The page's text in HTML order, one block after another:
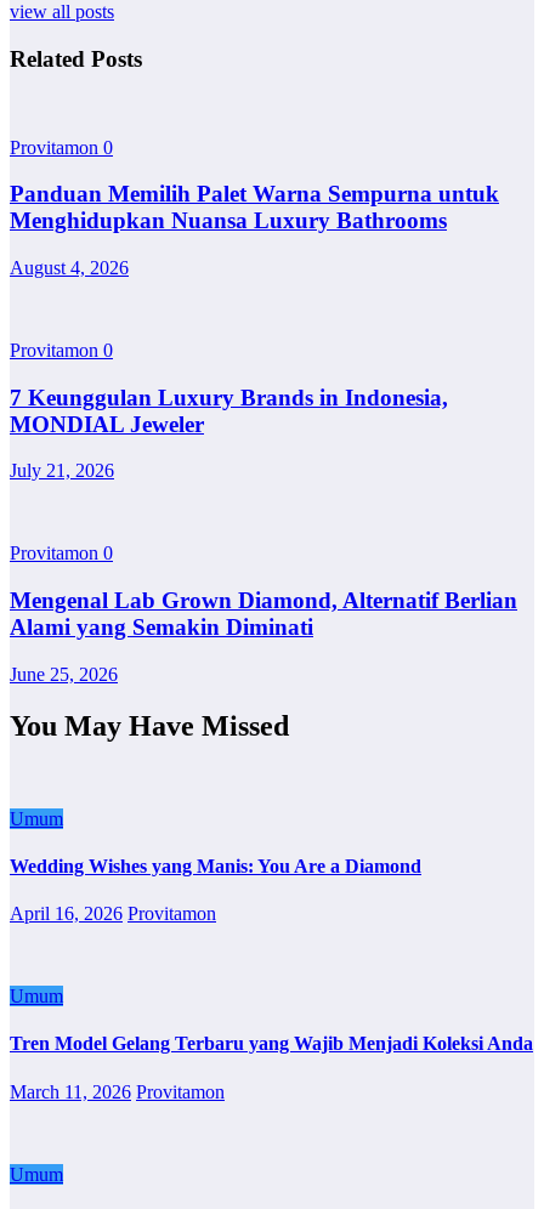
view all posts
Related Posts
Provitamon 0
Panduan Memilih Palet Warna Sempurna untuk
Menghidupkan Nuansa Luxury Bathrooms
August 4, 2026
Provitamon 0
7 Keunggulan Luxury Brands in Indonesia,
MONDIAL Jeweler
July 21, 2026
Provitamon 0
Mengenal Lab Grown Diamond, Alternatif Berlian
Alami yang Semakin Diminati
June 25, 2026
You May Have Missed
Umum
Wedding Wishes yang Manis: You Are a Diamond
April 16, 2026 Provitamon
Umum
Tren Model Gelang Terbaru yang Wajib Menjadi Koleksi Anda
March 11, 2026 Provitamon
Umum